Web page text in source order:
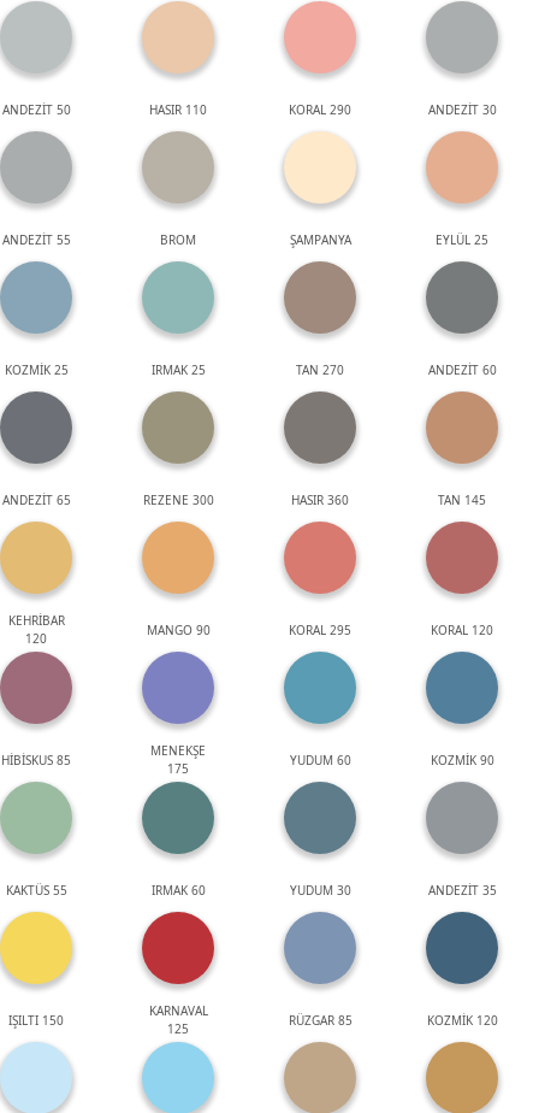
ANDEZİT 50 HASIR 110 KORAL 290 ANDEZİT 30
ANDEZİT 55 BROM ŞAMPANYA EYLÜL 25
KOZMİK 25 IRMAK 25 TAN 270 ANDEZİT 60
ANDEZİT 65 REZENE 300 HASIR 360 TAN 145
KEHRİBAR
120
MANGO 90 KORAL 295 KORAL 120
HİBİSKUS 85
MENEKŞE
175
YUDUM 60 KOZMİK 90
KAKTÜS 55 IRMAK 60 YUDUM 30 ANDEZİT 35
IŞILTI 150
KARNAVAL
125
RÜZGAR 85 KOZMİK 120